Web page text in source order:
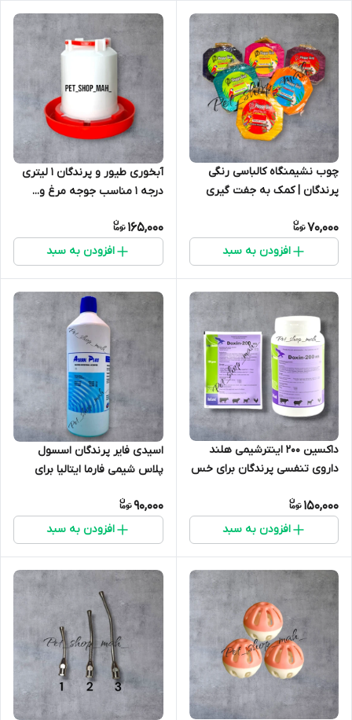
چوب نشیمنگاه کالباسی رنگی
پرندگان | کمک به جفت گیری
70,000
افزودن به سبد
آبخوری طیور و پرندگان 1 لیتری
درجه 1 مناسب جوجه مرغ و...
165,000
افزودن به سبد
داکسین 200 اینترشیمی هلند
داروی تنفسی پرندگان برای خس
150,000
افزودن به سبد
اسیدی فایر پرندگان اسسول
پلاس شیمی فارما ایتالیا برای
در پرندگان جایگزین سرکه سیب
90,000
افزودن به سبد